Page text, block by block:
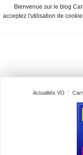
Bienvenue sur le blog
acceptez l'utilisation de
Actualités VO